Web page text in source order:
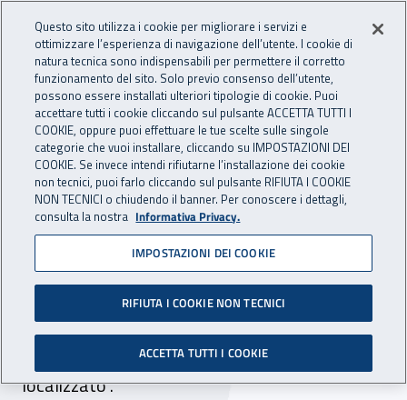
INAIL - Istituto Nazionale
Apri cerca
Navigazione principale
Navigazione - Ti trovi in:
Home Inail comunica Avvisi
Pagamento localizzato
Per contrastare gli incassi fraudolenti, gli
smarrimenti degli assegni e/o altre disfunzioni
relative alla riscossione delle prestazioni in
denaro da parte degli utenti, dal 18 ottobre
2011 INAIL ha attivato il "pagamento
localizzato".
Questo sito utilizza i cookie per migliorare i servizi e
ottimizzare l’esperienza di navigazione dell’utente. I cookie di
natura tecnica sono indispensabili per permettere il corretto
funzionamento del sito. Solo previo consenso dell’utente,
possono essere installati ulteriori tipologie di cookie. Puoi
accettare tutti i cookie cliccando sul pulsante ACCETTA TUTTI I
COOKIE, oppure puoi effettuare le tue scelte sulle singole
categorie che vuoi installare, cliccando su IMPOSTAZIONI DEI
COOKIE. Se invece intendi rifiutarne l’installazione dei cookie
non tecnici, puoi farlo cliccando sul pulsante RIFIUTA I COOKIE
NON TECNICI o chiudendo il banner. Per conoscere i dettagli,
consulta la nostra Informativa Privacy.
IMPOSTAZIONI DEI COOKIE
RIFIUTA I COOKIE NON TECNICI
ACCETTA TUTTI I COOKIE